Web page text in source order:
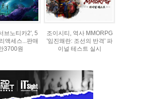
브노티카2', 5
액세스...판매
3700원
조이시티, 역사 MMORPG
'임진왜란: 조선의 반격' 파
이널 테스트 실시